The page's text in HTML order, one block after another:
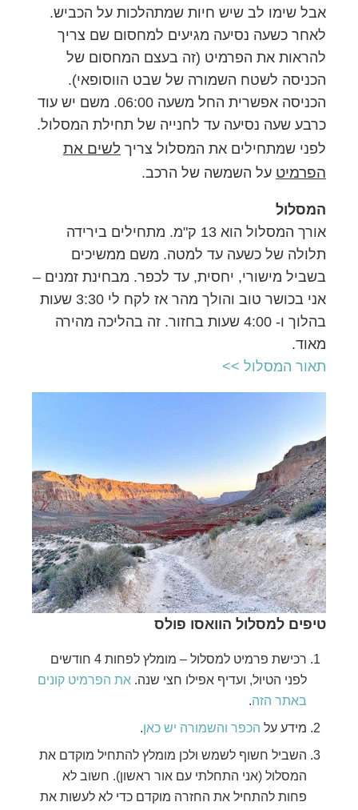
אבל שימו לב שיש חיות שמתהלכות על הכביש.
לאחר כשעה נסיעה מגיעים למחסום שם צריך
להראות את הפרמיט (זה בעצם המחסום של
הכניסה לשטח השמורה של שבט הווסופאי).
הכניסה אפשרית החל משעה 06:00. משם יש עוד
כרבע שעה נסיעה עד לחנייה של תחילת המסלול.
לפני שמתחילים את המסלול צריך לשים את
הפרמיט על השמשה של הרכב.
המסלול
אורך המסלול הוא 13 ק"מ. מתחילים בירידה
תלולה של כשעה עד למטה. משם ממשיכים
בשביל מישורי, יחסית, עד לכפר. מבחינת זמנים –
אני בכושר טוב והולך מהר אז לקח לי 3:30 שעות
בהלוך ו- 4:00 שעות בחזור. זה בהליכה מהירה
מאוד.
תאור המסלול >>
טיפים למסלול הוואסו פולס
רכישת פרמיט למסלול – מומלץ לפחות 4 חודשים
לפני הטיול, ועדיף אפילו חצי שנה. את הפרמיט קונים
באתר הזה.
מידע על הכפר והשמורה יש כאן.
השביל חשוף לשמש ולכן מומלץ להתחיל מוקדם את
המסלול (אני התחלתי עם אור ראשון). חשוב לא
פחות להתחיל את החזרה מוקדם כדי לא לעשות את